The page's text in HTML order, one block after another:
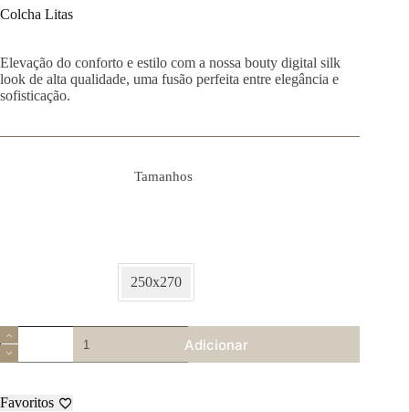
Colcha Litas
Elevação do conforto e estilo com a nossa bouty digital silk
look de alta qualidade, uma fusão perfeita entre elegância e
sofisticação.
Tamanhos
250x270
Quantidade
de
Colcha
Adicionar
Favoritos